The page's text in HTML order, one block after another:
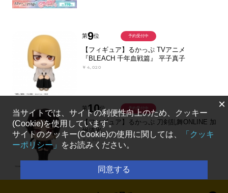
第9位
【フィギュア】るかっぷ TVアニメ
『BLEACH 千年血戦篇』 平子真子
￥4,020
予約受付中
第10位
【フィギュア】るかっぷ 刀剣乱舞ONLINE 加
州清光
予約受付中 ×
当サイトでは、サイトの利便性向上のため、クッキー
(Cookie)を使用しています。
サイトのクッキー(Cookie)の使用に関しては、
「クッキ
ーポリシー」
をお読みください。
同意する